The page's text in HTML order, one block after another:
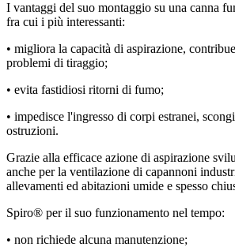
I vantaggi del suo montaggio su una canna
fra cui i più interessanti:
• migliora la capacità di aspirazione,
problemi di tiraggio;
• evita fastidiosi ritorni di fumo;
• impedisce l'ingresso di corpi estranei,
ostruzioni.
Grazie alla efficace azione di aspirazione
anche per la ventilazione di capannoni
allevamenti ed abitazioni umide e spesso
Spiro® per il suo funzionamento nel tempo:
• non richiede alcuna manutenzione;